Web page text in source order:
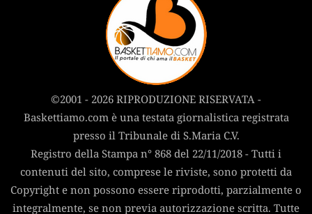
©2001 - 2026 RIPRODUZIONE RISERVATA -
Baskettiamo.com è una testata giornalistica registrata
presso il Tribunale di S.Maria C.V.
Registro della Stampa n° 868 del 22/11/2018 - Tutti i
contenuti del sito, comprese le riviste, sono protetti da
Copyright e non possono essere riprodotti, parzialmente o
integralmente, se non previa autorizzazione scritta. Tutte